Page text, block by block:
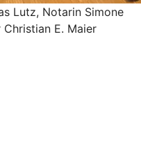
Lutz, Notarin Simone
E. Maier